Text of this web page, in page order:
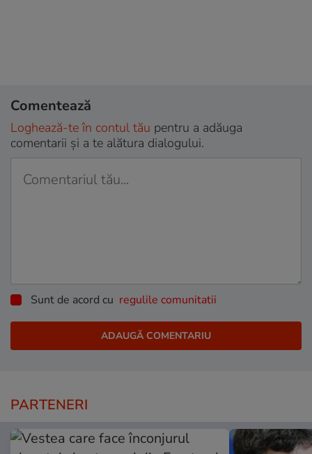
Comentează
Loghează-te în contul tău pentru a adăuga
comentarii și a te alătura dialogului.
Sunt de acord cu regulile comunitatii
PARTENERI